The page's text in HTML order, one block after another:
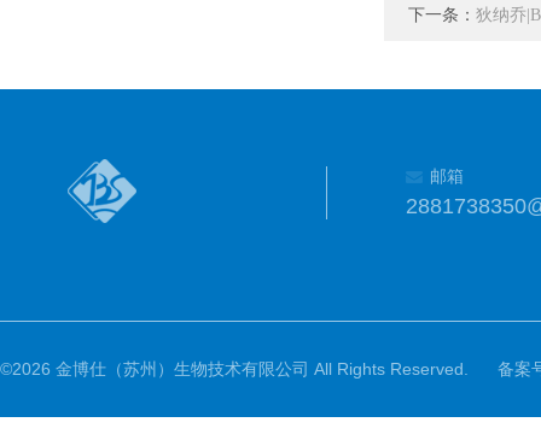
下一条： 狄纳乔
邮箱
©2026 金博仕（苏州）生物技术有限公司 All Rights Reserved. 备案